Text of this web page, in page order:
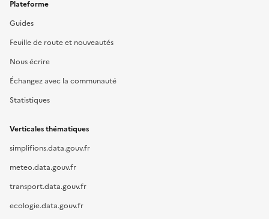
Plateforme
Guides
Feuille de route et nouveautés
Nous écrire
Échangez avec la communauté
Statistiques
Verticales thématiques
simplifions.data.gouv.fr
meteo.data.gouv.fr
transport.data.gouv.fr
ecologie.data.gouv.fr